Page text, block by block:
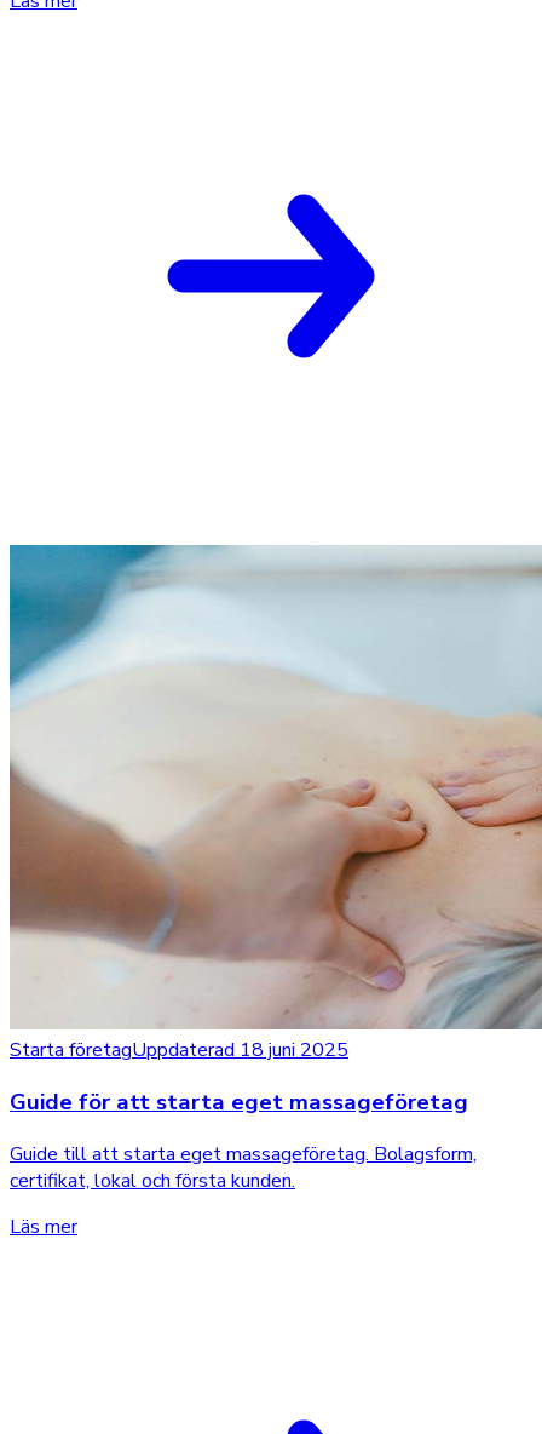
Starta företagUppdaterad 18 juni 2025
Guide för att starta eget massageföretag
Guide till att starta eget massageföretag. Bolagsform,
certifikat, lokal och första kunden.
Läs mer